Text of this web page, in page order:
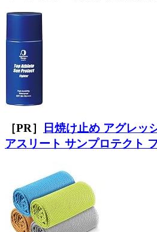
［PR］
日焼け止め アグレッ
アスリート サンプロテクト